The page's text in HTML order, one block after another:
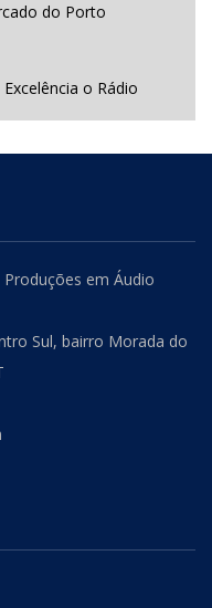
do Porto
Excelência o Rádio
em Áudio
Sul, bairro Morada do